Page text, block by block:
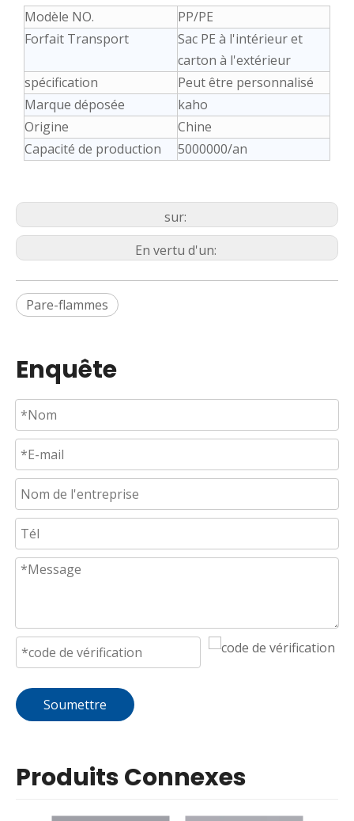
Modèle NO.
PP/PE
Forfait Transport
Sac PE à l'intérieur et
carton à l'extérieur
spécification
Peut être personnalisé
Marque déposée
kaho
Origine
Chine
Capacité de production
5000000/an
sur:
En vertu d'un:
Pare-flammes
Enquête
Soumettre
Produits Connexes